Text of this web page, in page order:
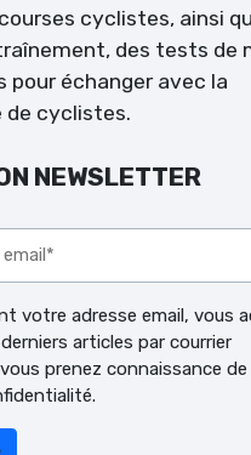
cyclistes, ainsi
des tests de
pour échanger avec la
de cyclistes.
NEWSLETTER
votre adresse email, vous
articles par courrier
prenez connaissance